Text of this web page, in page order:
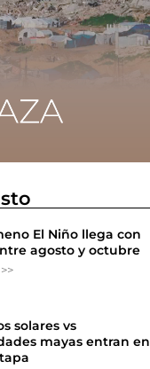
El Niño llega con
agosto y octubre
solares vs
mayas entran en